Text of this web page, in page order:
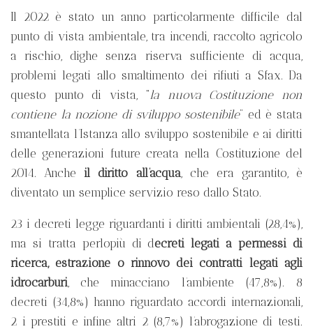
Il 2022 è stato un anno particolarmente difficile dal
punto di vista ambientale, tra incendi, raccolto agricolo
a rischio, dighe senza riserva sufficiente di acqua,
problemi legati allo smaltimento dei rifiuti a Sfax. Da
questo punto di vista, “la nuova Costituzione non
contiene la nozione di sviluppo sostenibile” ed è stata
smantellata l’Istanza allo sviluppo sostenibile e ai diritti
delle generazioni future creata nella Costituzione del
2014. Ancheil diritto all’acqua , che era garantito, è
diventato un semplice servizio reso dallo Stato.
23 i decreti legge riguardanti i diritti ambientali (28,4%),
ma si tratta perlopiù di decreti legati a permessi di
ricerca, estrazione o rinnovo dei contratti legati agli
idrocarburi , che minacciano l’ambiente (47,8%). 8
decreti (34,8%) hanno riguardato accordi internazionali,
2 i prestiti e infine altri 2 (8,7%) l’abrogazione di testi.